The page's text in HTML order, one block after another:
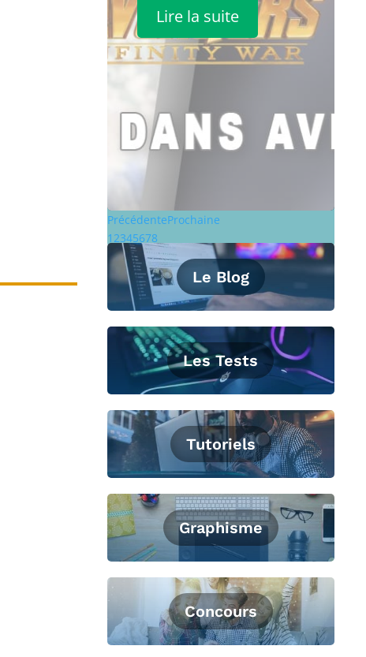
Lire la suite
PrécédenteProchaine
1 2345678
Le Blog
Les Tests
Tutoriels
Graphisme
Concours